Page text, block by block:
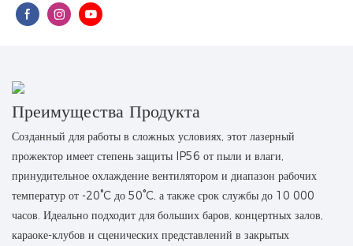
Преимущества Продукта
Созданный для работы в сложных условиях, этот лазерный
прожектор имеет степень защиты IP56 от пыли и влаги,
принудительное охлаждение вентилятором и диапазон рабочих
температур от -20°C до 50°C, а также срок службы до 10 000
часов. Идеально подходит для больших баров, концертных залов,
караоке-клубов и сценических представлений в закрытых